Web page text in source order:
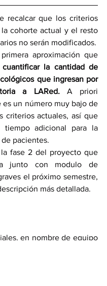
recalcar que los criterios
cohorte actual y el resto
aproximación que
cuantificar la cantidad de
que ingresan por
a LARed. A priori
es un número muy bajo de
criterios actuales, así que
tiempo adicional para la
pacientes.
fase 2 del proyecto que
junto con modulo de
el próximo semestre,
más detallada.
en nombre de equipo